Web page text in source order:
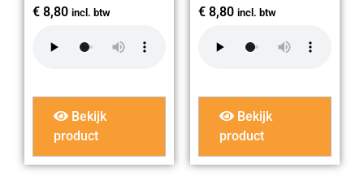
€ 8,80 incl. btw
Bekijk
product
€ 8,80 incl. btw
Bekijk
product